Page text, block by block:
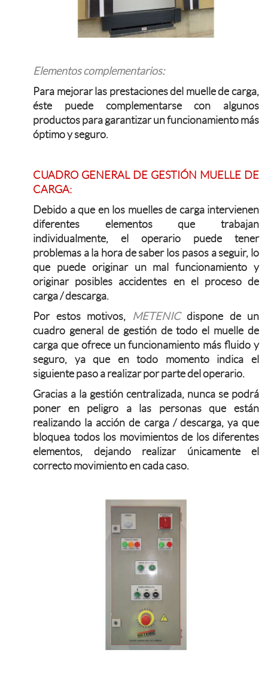
Elementos complementarios:
Para mejorar las prestaciones del muelle de carga,
éste puede complementarse con algunos
productos para garantizar un funcionamiento más
óptimo y seguro.
CUADRO GENERAL DE GESTIÓN MUELLE DE
CARGA:
Debido a que en los muelles de carga intervienen
diferentes elementos que trabajan
individualmente, el operario puede tener
problemas a la hora de saber los pasos a seguir, lo
que puede originar un mal funcionamiento y
originar posibles accidentes en el proceso de
carga / descarga.
Por estos motivos, METENICdispone de un
cuadro general de gestión de todo el muelle de
carga que ofrece un funcionamiento más fluido y
seguro, ya que en todo momento indica el
siguiente paso a realizar por parte del operario.
Gracias a la gestión centralizada, nunca se podrá
poner en peligro a las personas que están
realizando la acción de carga / descarga, ya que
bloquea todos los movimientos de los diferentes
elementos, dejando realizar únicamente el
correcto movimiento en cada caso.